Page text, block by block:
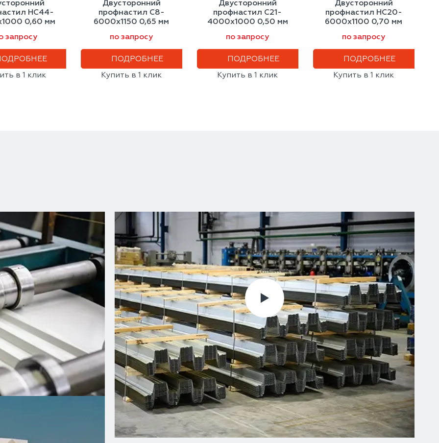
НС44-
0,60 мм
запросу
в 1 клик
Двусторонний
профнастил С8-
6000х1150 0,65 мм
кость
по запросу
ПОДРОБНЕЕ
Купить в 1 клик
Двусторонний
профнастил С21-
4000х1000 0,50 мм
по запросу
ПОДРОБНЕЕ
Купить в 1 клик
Двусторонний
профнастил НС20-
6000х1100 0,70 мм
по запросу
ПОДРОБНЕЕ
Купить в 1 клик